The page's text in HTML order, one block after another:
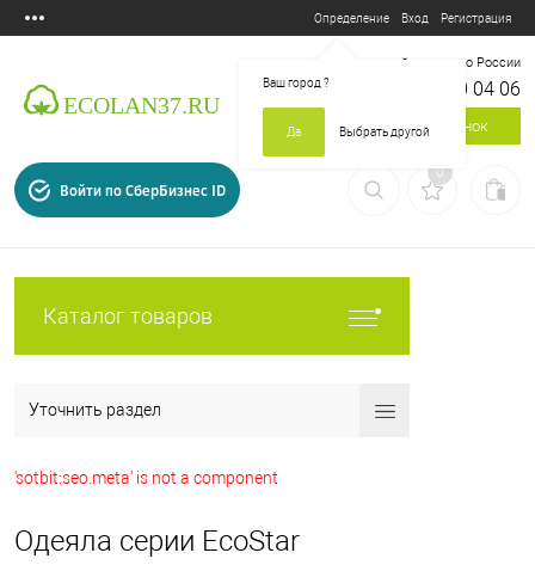
Определение
Ваш город?
Да Выбрать другой
Вход Регистрация
Бесплатный звонок по России
8 800 700 04 06
Заказать звонок
Войти по СберБизнес ID
0
Каталог товаров
Уточнить раздел
'sotbit:seo.meta' is not a component
Одеяла серии EcoStar